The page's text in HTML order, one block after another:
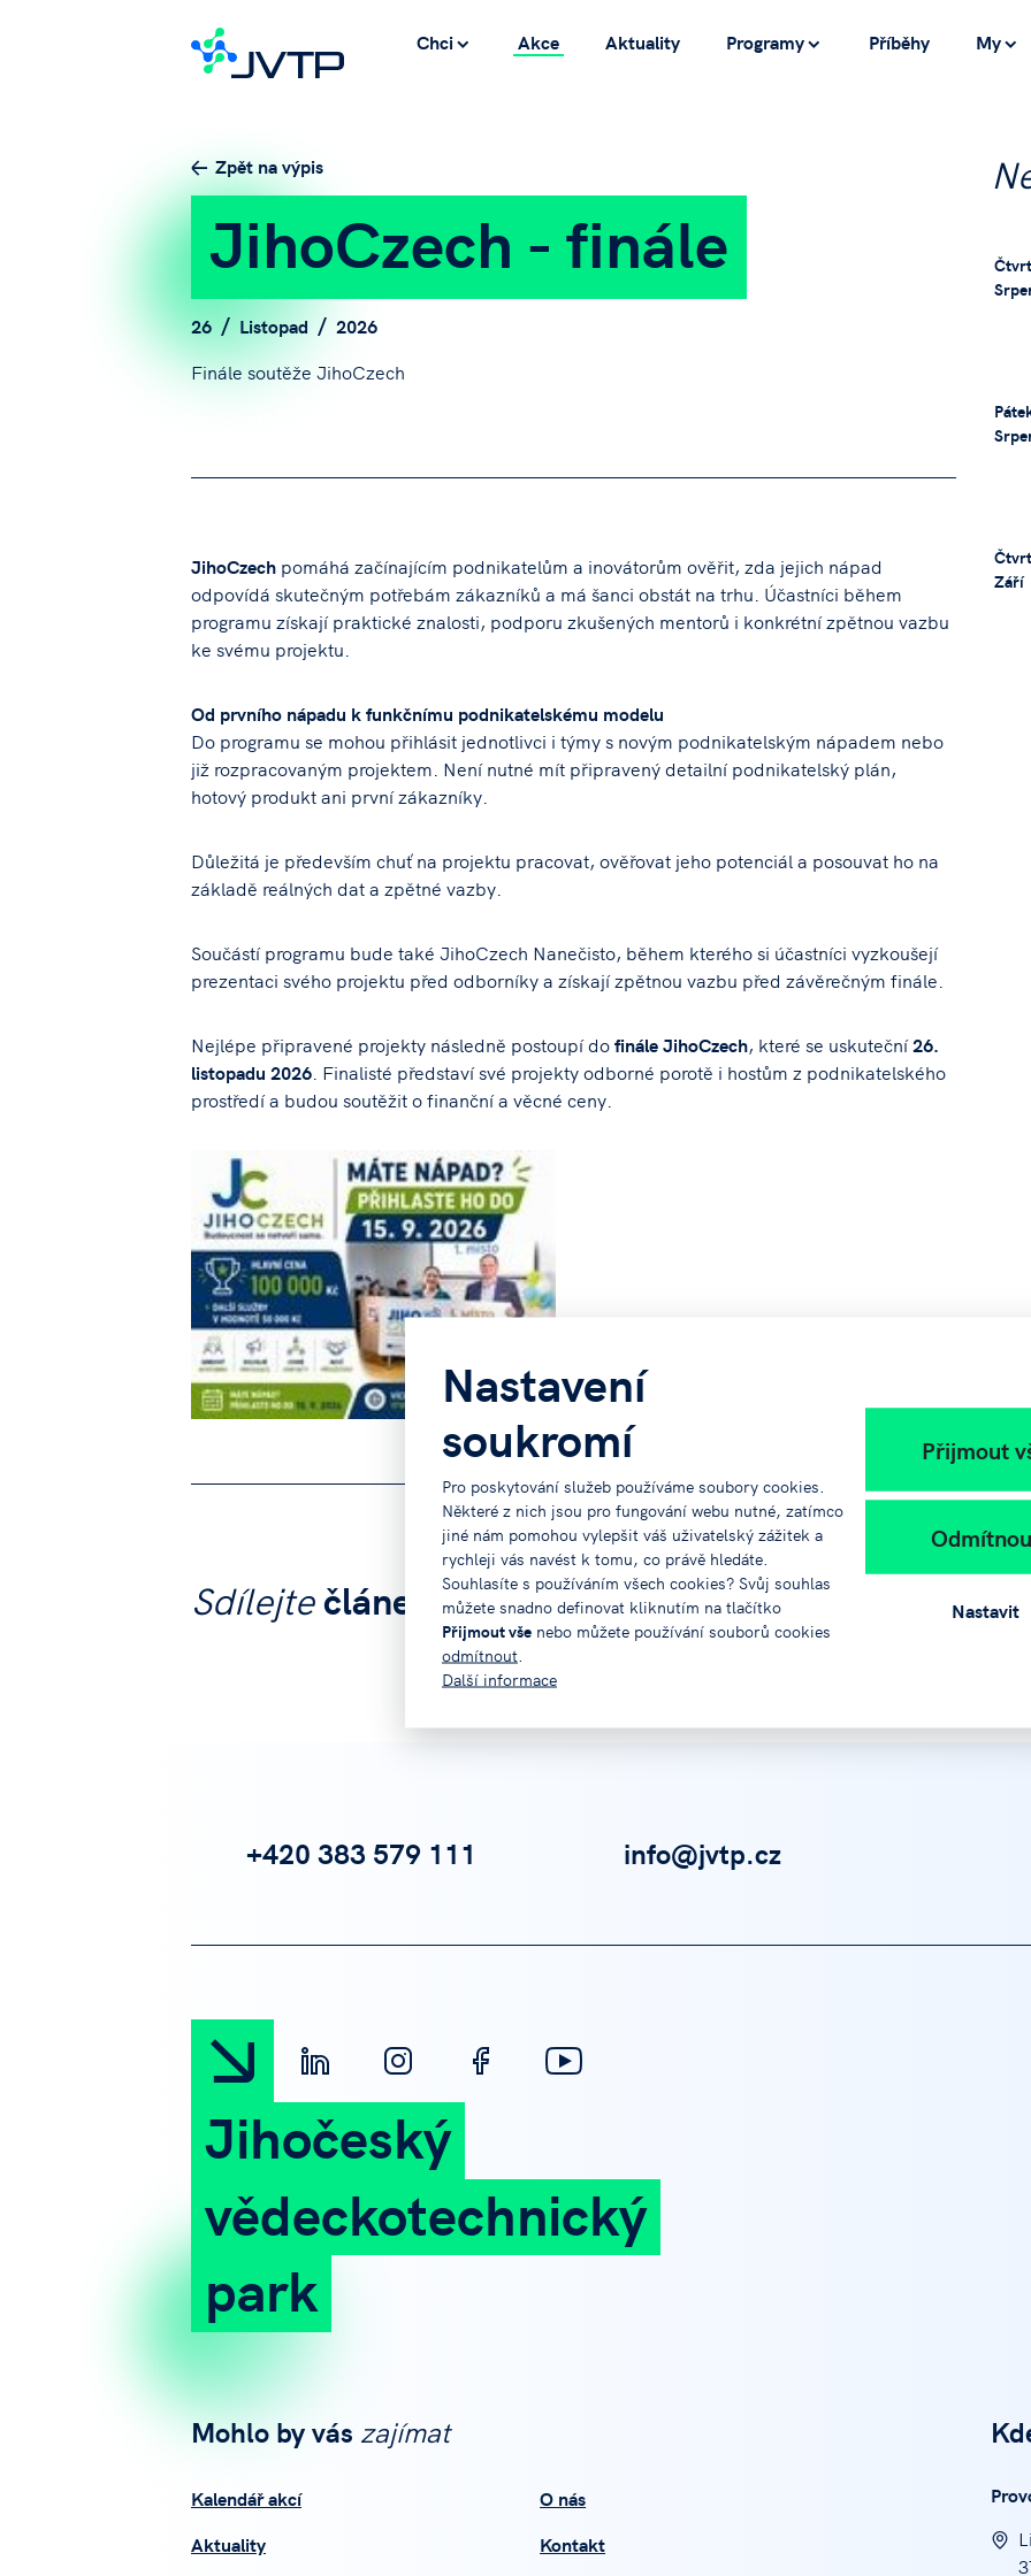
Nastavení
soukromí
Pro poskytování služeb používáme soubory cookies.
Některé z nich jsou pro fungování webu nutné, zatímco
jiné nám pomohou vylepšit váš uživatelský zážitek a
rychleji vás navést k tomu, co právě hledáte.
Souhlasíte s používáním všech cookies? Svůj souhlas
můžete snadno definovat kliknutím na tlačítko
Přijmout vše nebo můžete používání souborů cookies
odmítnout
Další informace
Přijmout
Nastavit
Chci Akce Aktuality Programy Příběhy My
Zpět na výpis
JihoCzech - finále
26 Listopad
2026
Finále soutěže JihoCzech
JihoCzech pomáhá začínajícím podnikatelům a inovátorům ověřit, zda jejich nápad
odpovídá skutečným potřebám zákazníků a má šanci obstát na trhu. Účastníci během
programu získají praktické znalosti, podporu zkušených mentorů i konkrétní zpětnou vazbu
ke svému projektu.
Od prvního nápadu k funkčnímu podnikatelskému modelu
Do programu se mohou přihlásit jednotlivci i týmy s novým podnikatelským nápadem nebo
již rozpracovaným projektem. Není nutné mít připravený detailní podnikatelský plán,
hotový produkt ani první zákazníky.
Důležitá je především chuť na projektu pracovat, ověřovat jeho potenciál a posouvat ho na
základě reálných dat a zpětné vazby.
Součástí programu bude také JihoCzech Nanečisto, během kterého si účastníci vyzkoušejí
prezentaci svého projektu před odborníky a získají zpětnou vazbu před závěrečným finále.
Nejlépe připravené projekty následně postoupí dofinále JihoCzech, které se uskuteční26.
listopadu 2026 . Finalisté představí své projekty odborné porotě i hostům z podnikatelského
prostředí a budou soutěžit o finanční a věcné ceny.
Sdílejtečlánek na:
Září
+420 383 579 111 info@jvtp.cz
Jihočeský
vědeckotechnický
park
Mohlo by vás zajímat
Kalendář akcí
Aktuality
O nás
Kontakt